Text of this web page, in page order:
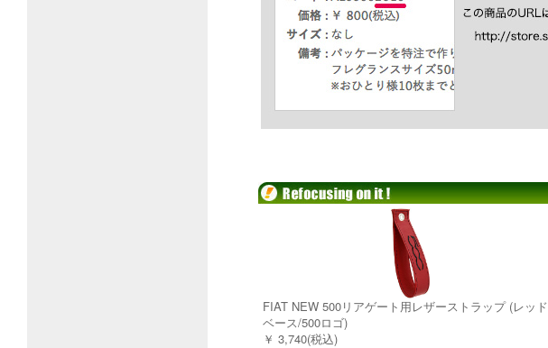
FIAT NEW 500リアゲート用レザーストラップ (レッド
ベース/500ロゴ)
￥ 3,740(税込)